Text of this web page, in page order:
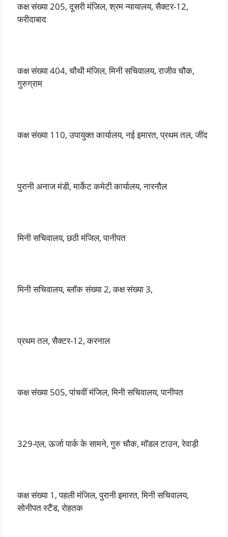
कक्ष संख्या 205, दूसरी मंजिल, श्रम न्यायालय, सैक्टर-12,
फरीदाबाद
कक्ष संख्या 404, चौथी मंजिल, मिनी सचिवालय, राजीव चौक,
गुरुग्राम
कक्ष संख्या 110, उपायुक्त कार्यालय, नई इमारत, प्रथम तल, जींद
पुरानी अनाज मंडी, मार्केट कमेटी कार्यालय, नारनौल
मिनी सचिवालय, छठी मंजिल, पानीपत
मिनी सचिवालय, ब्लॉक संख्या 2, कक्ष संख्या 3,
प्रथम तल, सैक्टर-12, करनाल
कक्ष संख्या 505, पांचवीं मंजिल, मिनी सचिवालय, पानीपत
329-एल, ऊर्जा पार्क के सामने, गुरु चौक, मॉडल टाउन, रेवाड़ी
कक्ष संख्या 1, पहली मंजिल, पुरानी इमारत, मिनी सचिवालय,
सोनीपत स्टैंड, रोहतक